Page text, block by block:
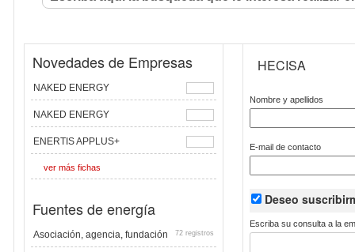
Novedades de Empresas
NAKED ENERGY
NAKED ENERGY
ENERTIS APPLUS+
ver más fichas
Fuentes de energía
Asociación, agencia, fundación 72 registros
HECISA
Nombre y apellidos
E-mail de contacto
Deseo
Escriba su consulta a la